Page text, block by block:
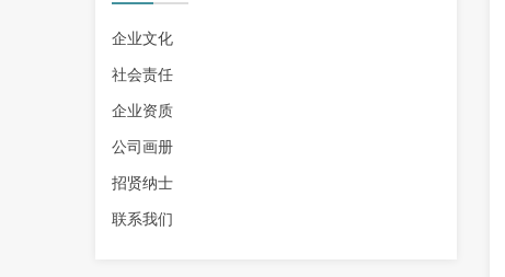
企业文化
社会责任
企业资质
公司画册
招贤纳士
联系我们